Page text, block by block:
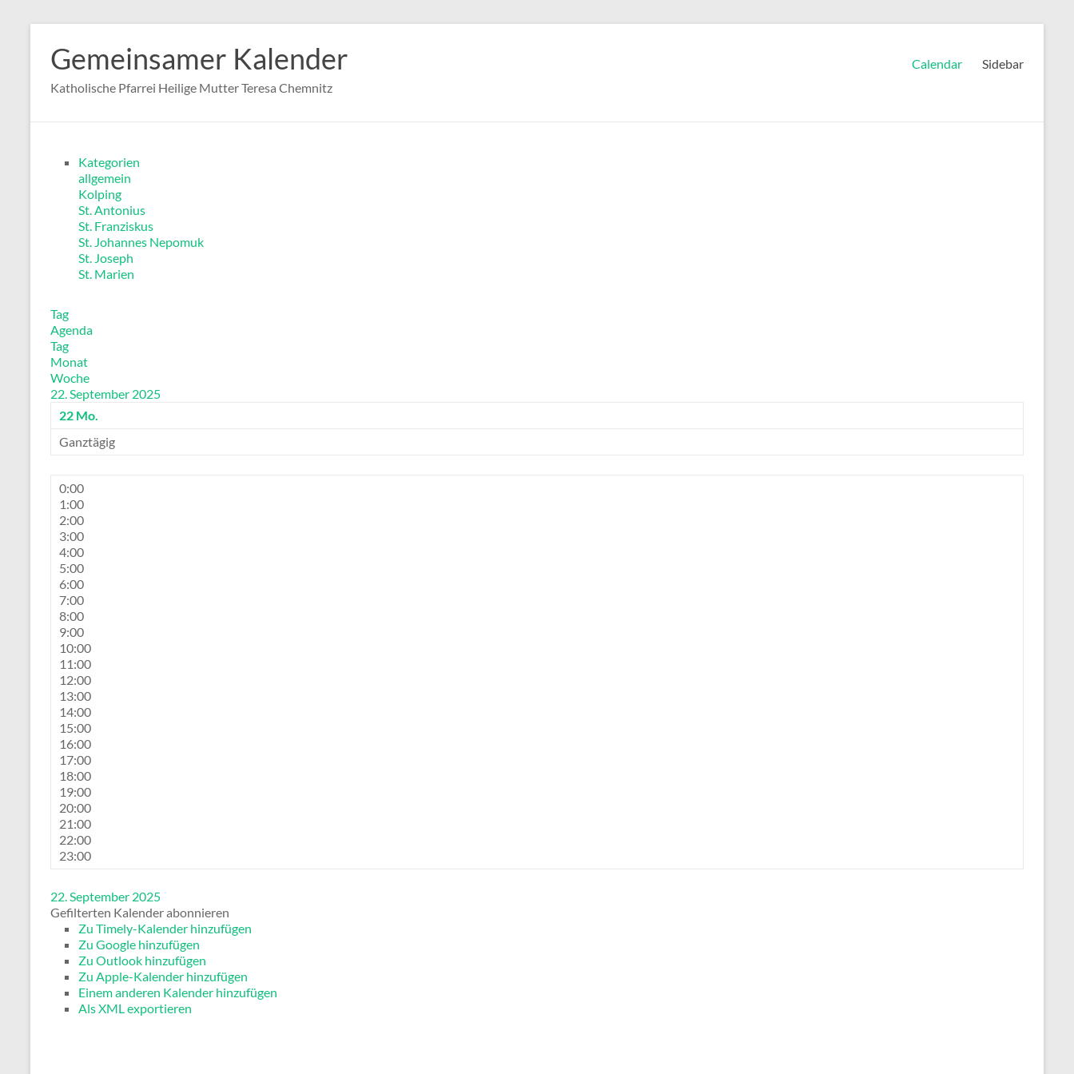
Inhalt
springen
Gemeinsamer Kalender
Katholische Pfarrei Heilige Mutter Teresa Chemnitz
Calendar Sidebar
Kategorien
allgemein
Kolping
St. Antonius
St. Franziskus
St. Johannes Nepomuk
St. Joseph
St. Marien
Tag
Agenda
Tag
Monat
Woche
22. September 2025
22 Mo.
Ganztägig
0:00
1:00
2:00
3:00
4:00
5:00
6:00
7:00
8:00
9:00
10:00
11:00
12:00
13:00
14:00
15:00
16:00
17:00
18:00
19:00
20:00
21:00
22:00
23:00
22. September 2025
Gefilterten Kalender abonnieren
Zu Timely-Kalender hinzufügen
Zu Google hinzufügen
Zu Outlook hinzufügen
Zu Apple-Kalender hinzufügen
Einem anderen Kalender hinzufügen
Als XML exportieren